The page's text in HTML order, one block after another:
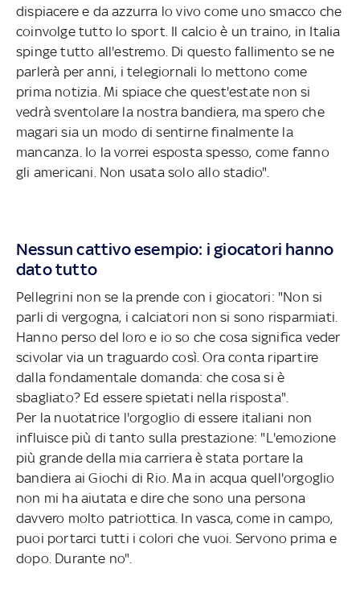
dispiacere e da azzurra lo vivo come uno smacco che
coinvolge tutto lo sport. Il calcio è un traino, in Italia
spinge tutto all'estremo. Di questo fallimento se ne
parlerà per anni, i telegiornali lo mettono come
prima notizia. Mi spiace che quest'estate non si
vedrà sventolare la nostra bandiera, ma spero che
magari sia un modo di sentirne finalmente la
mancanza. Io la vorrei esposta spesso, come fanno
gli americani. Non usata solo allo stadio".
Nessun cattivo esempio: i giocatori hanno
dato tutto
Pellegrini non se la prende con i giocatori: "Non si
parli di vergogna, i calciatori non si sono risparmiati.
Hanno perso del loro e io so che cosa significa veder
scivolar via un traguardo così. Ora conta ripartire
dalla fondamentale domanda: che cosa si è
sbagliato? Ed essere spietati nella risposta".
Per la nuotatrice l'orgoglio di essere italiani non
influisce più di tanto sulla prestazione: "L'emozione
più grande della mia carriera è stata portare la
bandiera ai Giochi di Rio. Ma in acqua quell'orgoglio
non mi ha aiutata e dire che sono una persona
davvero molto patriottica. In vasca, come in campo,
puoi portarci tutti i colori che vuoi. Servono prima e
dopo. Durante no".